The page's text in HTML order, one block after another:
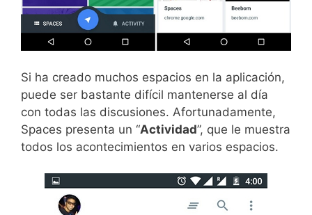
Si ha creado muchos espacios en la aplicación,
puede ser bastante difícil mantenerse al día
con todas las discusiones. Afortunadamente,
Spaces presenta un “Actividad”, que le muestra
todos los acontecimientos en varios espacios.